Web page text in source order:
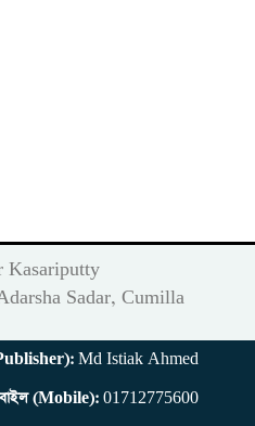
Kasariputty
Sadar, Cumilla
Md Istiak Ahmed
(Mobile): 01712775600